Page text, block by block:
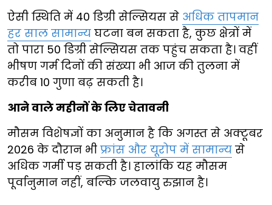
ऐसी स्थिति में 40 डिग्री सेल्सियस से अधिक तापमान
हर साल सामान्य घटना बन सकता है, कुछ क्षेत्रों में
तो पारा 50 डिग्री सेल्सियस तक पहुंच सकता है। वहीं
भीषण गर्म दिनों की संख्या भी आज की तुलना में
करीब 10 गुणा बढ़ सकती है।
आने वाले महीनों के लिए चेतावनी
मौसम विशेषज्ञों का अनुमान है कि अगस्त से अक्टूबर
2026 के दौरान भी फ्रांस और यूरोप में सामान्य से
अधिक गर्मी पड़ सकती है। हालांकि यह मौसम
पूर्वानुमान नहीं, बल्कि जलवायु रुझान है।